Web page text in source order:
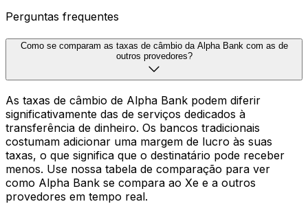
Perguntas frequentes
Como se comparam as taxas de câmbio da Alpha Bank com as de
outros provedores?
As taxas de câmbio de Alpha Bank podem diferir
significativamente das de serviços dedicados à
transferência de dinheiro. Os bancos tradicionais
costumam adicionar uma margem de lucro às suas
taxas, o que significa que o destinatário pode receber
menos. Use nossa tabela de comparação para ver
como Alpha Bank se compara ao Xe e a outros
provedores em tempo real.